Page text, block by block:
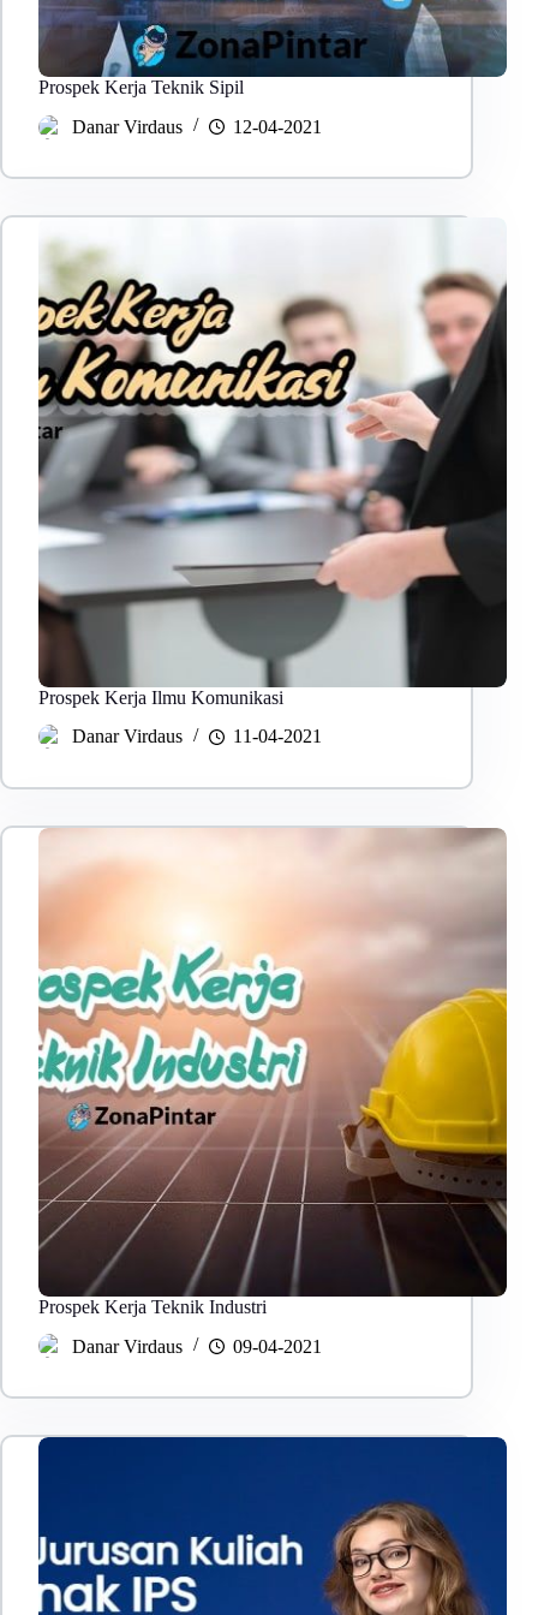
Prospek Kerja Teknik Sipil
Danar Virdaus
12-04-2021
Prospek Kerja Ilmu Komunikasi
Danar Virdaus
11-04-2021
Prospek Kerja Teknik Industri
Danar Virdaus
09-04-2021